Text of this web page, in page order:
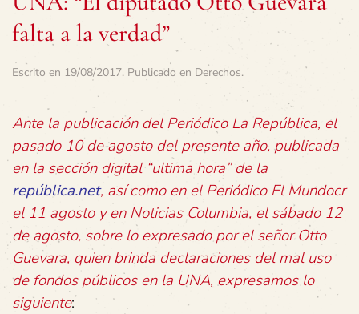
falta a la verdad”
Escrito en 19/08/2017. Publicado en Derechos.
Ante la publicación del Periódico La República, el
pasado 10 de agosto del presente año, publicada
en la sección digital “ultima hora” de la
república.net, así como en el Periódico El Mundocr
el 11 agosto y en Noticias Columbia, el sábado 12
de agosto, sobre lo expresado por el señor Otto
Guevara, quien brinda declaraciones del mal uso
de fondos públicos en la UNA, expresamos lo
siguiente: